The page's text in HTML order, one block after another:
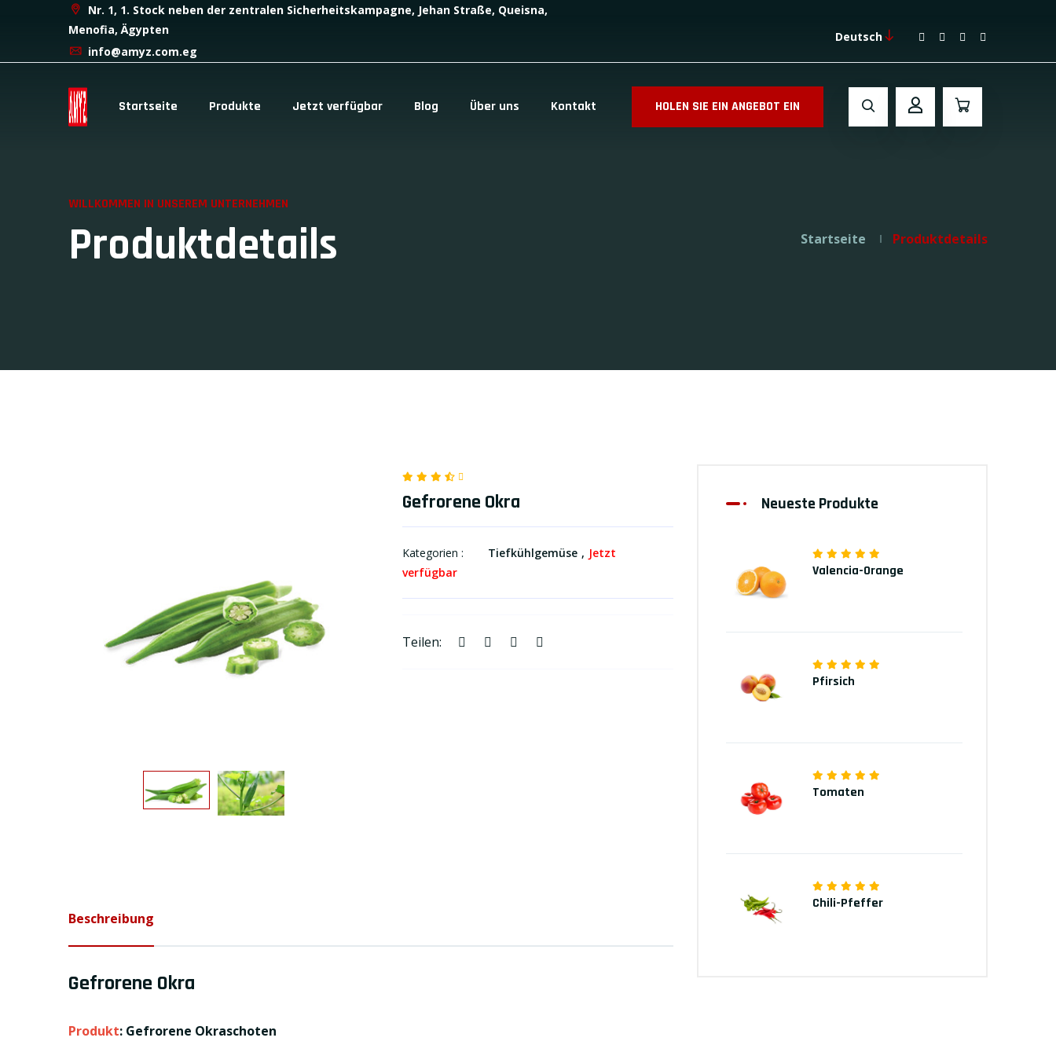
Nr. 1, 1. Stock neben der zentralen Sicherheitskampagne, Jehan Straße, Queisna,
Menofia, Ägypten
info@amyz.com.eg
Deutsch
Startseite Produkte Jetzt verfügbar Blog Über uns Kontakt HOLEN SIE EIN ANGEBOT EIN
WILLKOMMEN IN UNSEREM UNTERNEHMEN
Produktdetails Startseite Produktdetails
Gefrorene Okra
Kategorien : Tiefkühlgemüse
Jetzt
verfügbar
Teilen:
Beschreibung
Gefrorene Okra
Produkt: Gefrorene Okraschoten
Neueste Produkte
Valencia-Orange
Pfirsich
Tomaten
Chili-Pfeffer